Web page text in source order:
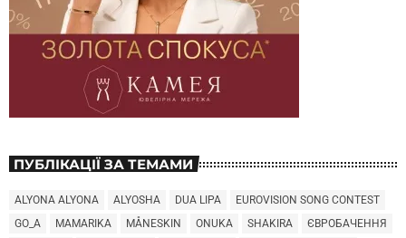
ПУБЛІКАЦІЇ ЗА ТЕМАМИ
ALYONA ALYONA ALYOSHA DUA LIPA
EUROVISION SONG CONTEST
GO_A
MAMARIKA MÅNESKIN ONUKA SHAKIRA
ЄВРОБАЧЕННЯ